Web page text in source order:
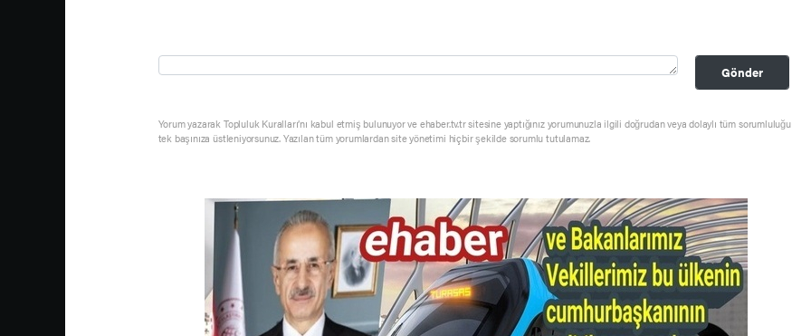
Gönder
Yorum yazarak Topluluk Kuralları’nı kabul etmiş bulunuyor ve ehaber.tv.tr sitesine yaptığınız yorumunuzla ilgili doğrudan veya dolaylı tüm sorumluluğu
tek başınıza üstleniyorsunuz. Yazılan tüm yorumlardan site yönetimi hiçbir şekilde sorumlu tutulamaz.